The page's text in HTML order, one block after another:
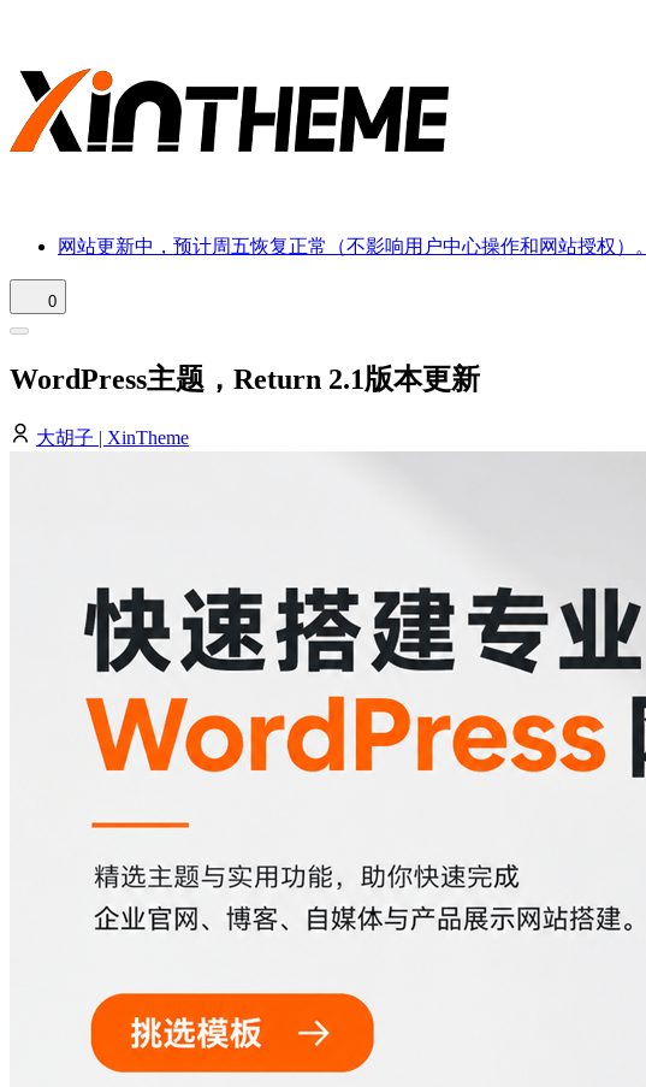
网站更新中，预计周五恢复正常（不影响用户中心操作和网站授权）。
0
WordPress主题，Return 2.1版本更新
大胡子 | XinTheme